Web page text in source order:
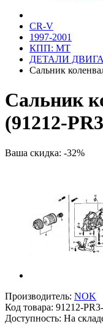
CR-V
1997-2001
КПП: MT
ДЕТАЛИ
Сальник
Сальник
(91212-
Ваша скидка: -32%
Производитель: NOK
Код товара: 91212-
Доступность: На